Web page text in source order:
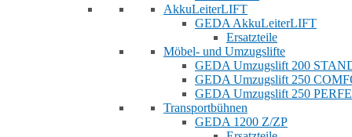
AkkuLeiterLIFT
GEDA AkkuLeiterLIFT
Ersatzteile
Möbel- und Umzugslifte
GEDA Umzugslift 200
GEDA Umzugslift 250
GEDA Umzugslift 250
Transportbühnen
GEDA 1200 Z/ZP